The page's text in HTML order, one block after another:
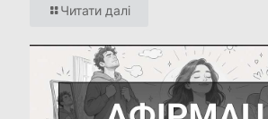
Читати далі